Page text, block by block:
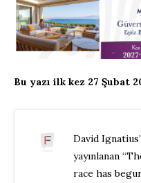
Bu yazı ilk kez 27 Şubat
David
yayınlanan
race has